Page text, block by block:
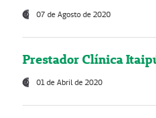
07 de Agosto de 2020
Prestador Clínica
01 de Abril de 2020